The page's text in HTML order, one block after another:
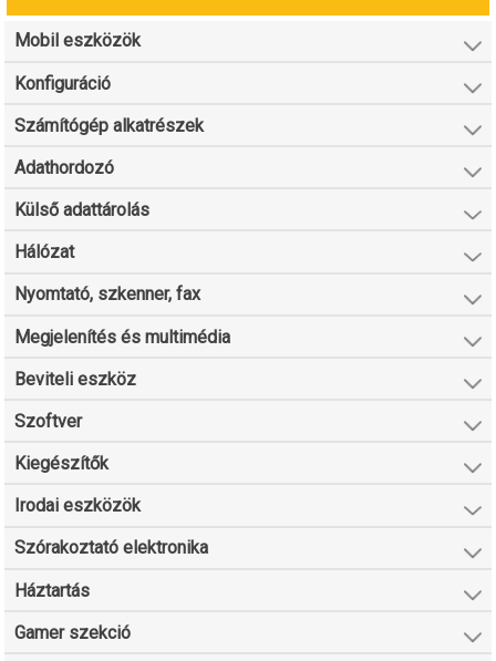
Mobil eszközök
Konfiguráció
Számítógép alkatrészek
Adathordozó
Külső adattárolás
Hálózat
Nyomtató, szkenner, fax
Megjelenítés és multimédia
Beviteli eszköz
Szoftver
Kiegészítők
Irodai eszközök
Szórakoztató elektronika
Háztartás
Gamer szekció